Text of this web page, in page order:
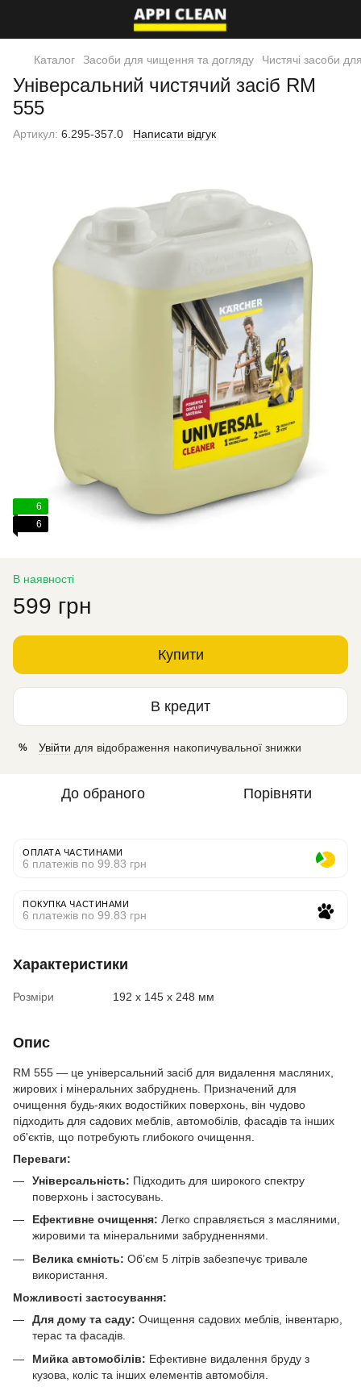
Каталог Засоби для чищення та догляду Чистячі засоби
Універсальний чистячий засіб RM
555
Артикул: 6.295-357.0 Написати відгук
6
6
В наявності
599 грн
Купити
В кредит
% Увійти для відображення накопичувальної знижки
До обраного Порівняти
ОПЛАТА ЧАСТИНАМИ
6 платежів по 99.83 грн
ПОКУПКА ЧАСТИНАМИ
6 платежів по 99.83 грн
Характеристики
Розміри 192 x 145 x 248 мм
Опис
RM 555 — це універсальний засіб для видалення масляних,
жирових і мінеральних забруднень. Призначений для
очищення будь-яких водостійких поверхонь, він чудово
підходить для садових меблів, автомобілів, фасадів та інших
об'єктів, що потребують глибокого очищення.
Переваги:
Універсальність: Підходить для широкого спектру
поверхонь і застосувань.
Ефективне очищення: Легко справляється з масляними,
жировими та мінеральними забрудненнями.
Велика ємність: Об’єм 5 літрів забезпечує тривале
використання.
Можливості застосування:
Для дому та саду: Очищення садових меблів, інвентарю,
терас та фасадів.
Мийка автомобілів: Ефективне видалення бруду з
кузова, коліс та інших елементів автомобіля.